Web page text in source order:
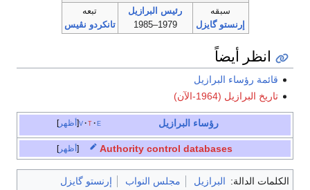
سبقه
إرنستو گايزل
رئيس البرازيل
1979–1985
تبعه
تانكردو نڤيس
انظر أيضاً
قائمة رؤساء البرازيل
تاريخ البرازيل (1964-الآن)
أظهر v t e رؤساء البرازيل
أظهر Authority control databases
الكلمات الدالة: البرازيل مجلس النواب
إرنستو گايزل